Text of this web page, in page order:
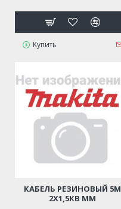
Купить
КАБЕЛЬ РЕЗИНОВЫЙ 5М
2Х1,5КВ ММ